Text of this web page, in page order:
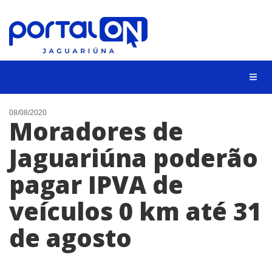
NOTÍCIAS
LISTA DIGITAL
CONTATO
ANUNCIE
BUSCAR
08/08/2020
Moradores de
Jaguariúna poderão
pagar IPVA de
veículos 0 km até 31
de agosto